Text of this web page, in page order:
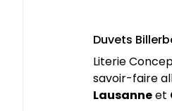
Duvets
Literie
savoir-faire
Lausanneet